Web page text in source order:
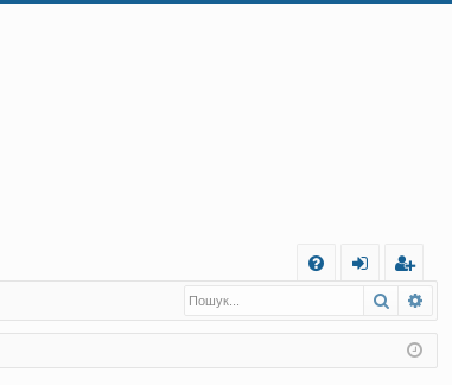
о
п
д
еє
ст
ра
Пошук